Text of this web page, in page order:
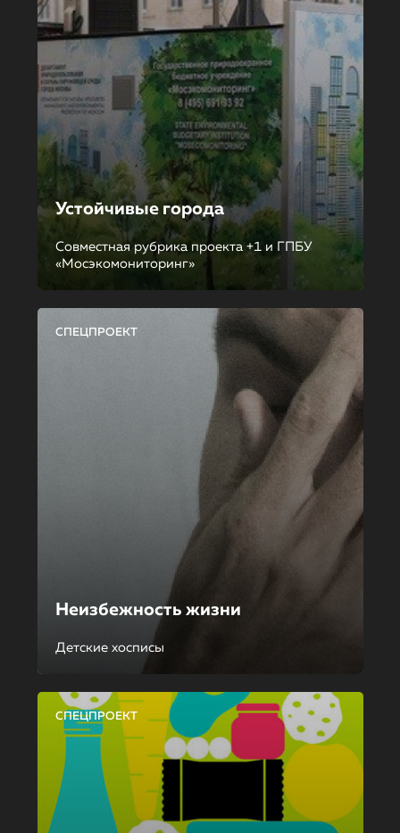
Устойчивые города
Совместная рубрика проекта +1 и ГПБУ
«Мосэкомониторинг»
СПЕЦПРОЕКТ
Неизбежность жизни
Детские хосписы
СПЕЦПРОЕКТ